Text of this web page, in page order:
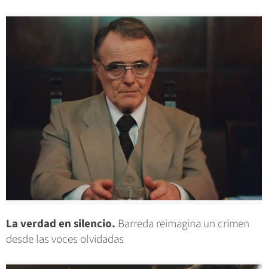
La verdad en silencio. Barreda reimagina un crimen
desde las voces olvidadas